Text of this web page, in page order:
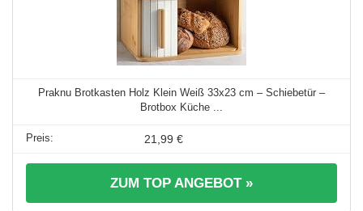
Praknu Brotkasten Holz Klein Weiß 33x23 cm – Schiebetür –
Brotbox Küche ...
21,99 €
ZUM TOP ANGEBOT »